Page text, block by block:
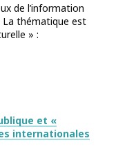
de l’information
La thématique est
» :
et «
internationales